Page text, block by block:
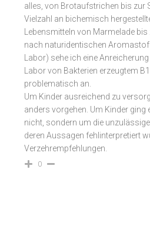
alles, von Brotaufstrichen bis zur
Vielzahl an bichemisch
Lebensmitteln von Marmelade
nach naturidentischen
Labor) sehe ich eine
Labor von Bakterien erzeugtem
problematisch an.
Um Kinder ausreichend zu
anders vorgehen. Um Kinder ging
nicht, sondern um die
deren Aussagen fehlinterpretiert
Verzehrempfehlungen.
0